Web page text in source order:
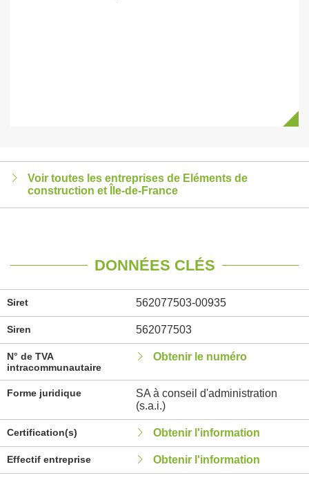
Voir toutes les entreprises de Eléments de
construction et Île-de-France
DONNÉES CLÉS
Siret 562077503-00935
Siren 562077503
N° de TVA
intracommunautaire
Obtenir le numéro
Forme juridique
SA à conseil d'administration
(s.a.i.)
Certification(s) Obtenir l'information
Effectif entreprise Obtenir l'information